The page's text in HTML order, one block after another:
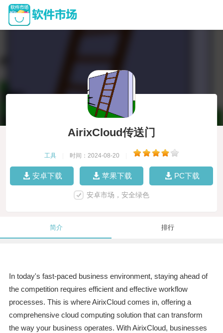
AirixCloud传送门
工具 时间：2024-08-20
安卓下载 苹果下载 PC下载
安卓市场，安全绿色
简介 排行
In today's fast-paced business environment, staying ahead of
the competition requires efficient and effective workflow
processes. This is where AirixCloud comes in, offering a
comprehensive cloud computing solution that can transform
the way your business operates. With AirixCloud, businesses